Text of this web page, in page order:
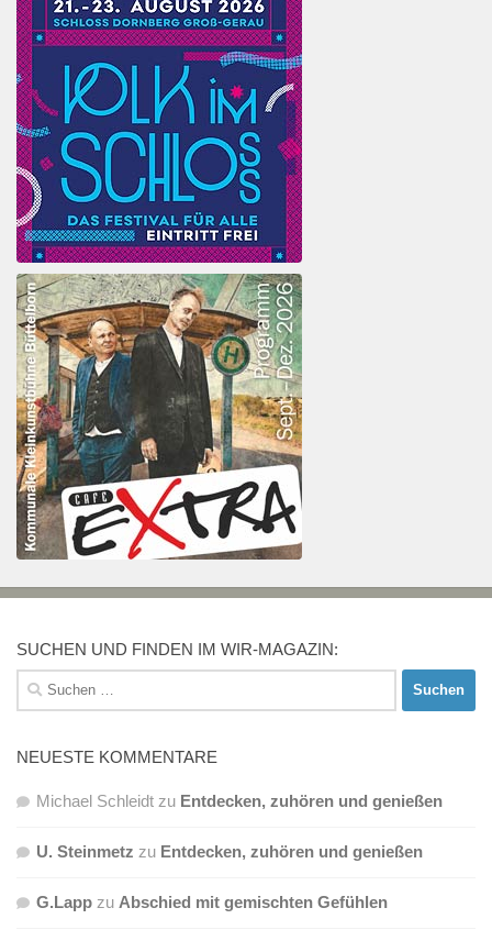
SUCHEN UND FINDEN IM WIR-MAGAZIN:
Suchen
nach:
NEUESTE KOMMENTARE
Michael Schleidt zu Entdecken, zuhören und genießen
U. Steinmetz zu Entdecken, zuhören und genießen
G.Lapp zu Abschied mit gemischten Gefühlen